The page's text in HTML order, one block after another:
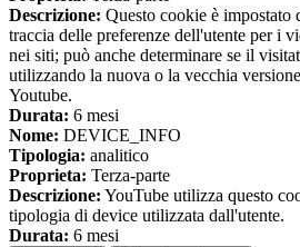
Descrizione: Questo cookie è impostato
traccia delle preferenze dell'utente per i
nei siti; può anche determinare se il
utilizzando la nuova o la vecchia
Youtube.
Durata: 6 mesi
Nome: DEVICE_INFO
Tipologia: analitico
Proprieta: Terza-parte
Descrizione: YouTube utilizza questo
tipologia di device utilizzata dall'utente.
Durata: 6 mesi